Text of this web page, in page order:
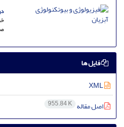
فایل ها
اصل مقاله 955.84 K